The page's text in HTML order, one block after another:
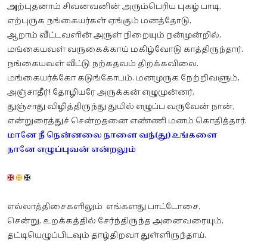
அற்புதனாம் சிவனவனின் அரும்பெரிய புகழ் பாடி,
எற்புருக நங்கையர்கள் ஏங்கும் மனத்தோடு,
ஆறாம் வீட்டவளின் அருள் நிறையும் நன்முன்றில்,
மங்கையவள் வருகைக்காய் மகிழ்வோடு காத்திருந்தார்.
நங்கையவள் வீட்டு நற்கதவம் திறக்கவிலை.
மங்கையர்க்கோ கடுங்கோபம். மனமுருக நேற்றிவளும்,
அஞ்சாதீர்! தோழியரே அருக்கன் எழுமுன்னர்,
துஞ்சாது விழித்திருந்து துயில் எழுப்ப வருவேன் நான்,
என்றுரைத்துச் சென்றதனை எண்ணி மனம் கொதித்தார்.
மானே நீ நென்னலை நாளை வந்(து) உங்களை
நானே எழுப்புவன் என்றலும்
✠✠✠
எல்லாத்திசைகளிலும் எங்களது பாட்டோசை,
சென்று, உறக்கத்தில் சேர்ந்திருந்த அனைவரையும்,
தட்டியெழுப்பிடவும் தாழ்திறவா துள்ளிருந்தாய்.